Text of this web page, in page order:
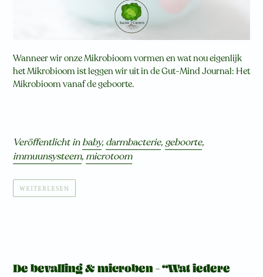
Wanneer wir onze Mikrobioom vormen en wat nou eigenlijk
het Mikrobioom ist leggen wir uit in de Gut-Mind Journal: Het
Mikrobioom vanaf de geboorte.
Veröffentlicht inbaby, darmbacterie,geboorte,
immuunsysteem, microtoom
WEITERLESEN
De bevalling & microben – “Wat iedere